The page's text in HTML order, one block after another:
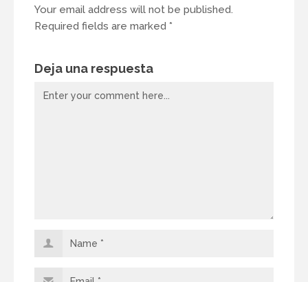
Your email address will not be published.
Required fields are marked *
Deja una respuesta